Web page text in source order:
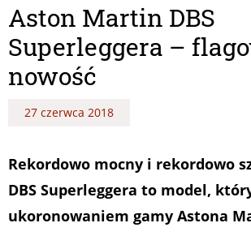
Aston Martin DBS
Superleggera –
nowość
27 czerwca 2018
Rekordowo mocny i rekordowo
DBS Superleggera to model,
ukoronowaniem gamy Astona